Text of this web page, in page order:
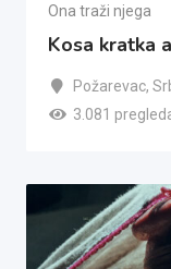
Ona traži njega
Kosa kratka
Požarevac,
3.081